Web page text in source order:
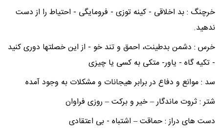
خرچنگ : بد اخلاقی - کینه توزی - فرومایگی - احتیاط را از دست
ندهید.
خرس : دشمن بدطینت، احمق و تند خو - از این خصلتها دوری کنید
- تکیه گاه - یاور- متکی به کسی یا چیزی
سد : موانع و دفاع در برابر هیجانات و مشکلات به وجود آمده
شتر : ثروت ماندگار – خیر و برکت – روزی فراوان
دست های دراز : حماقت – اشتباه - بی اعتقادی